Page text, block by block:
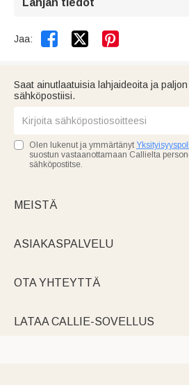
Lahjan tiedot
Jaa:  
Saat ainutlaatuisia lahjaideoita ja
sähköpostiisi.
Olen lukenut ja ymmärtänyt
suostun vastaanottamaan Callielta
sähköpostitse.
MEISTÄ
ASIAKASPALVELU
OTA YHTEYTTÄ
LATAA CALLIE-SOVELLUS